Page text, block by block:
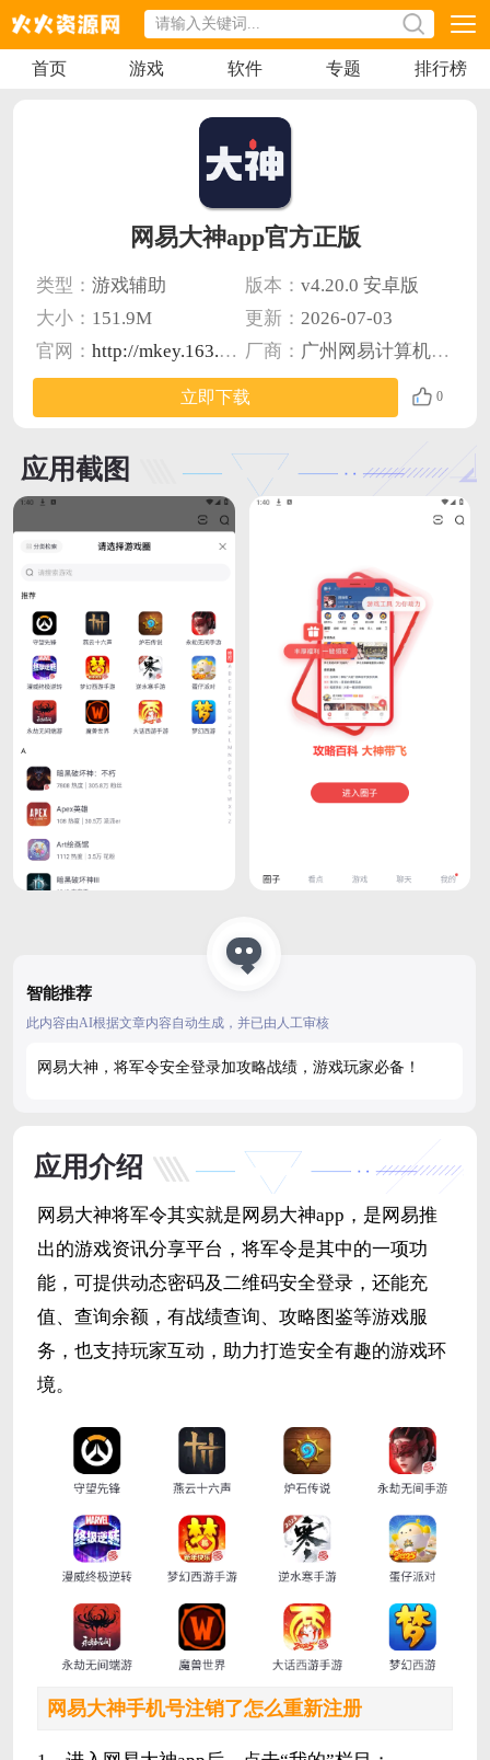
首页 游戏 软件 专题 排行榜
网易大神app官方正版
类型： 游戏辅助 版本： v4.20.0 安卓版
大小： 151.9M 更新： 2026-07-03
官网： http://mkey.163.com/ 厂商： 广州网易计算机系统有限公司
立即下载 0
应用截图
智能推荐
此内容由AI根据文章内容自动生成，并已由人工审核
网易大神，将军令安全登录加攻略战绩，游戏玩家必备！
应用介绍
网易大神将军令其实就是网易大神app，是网易推
出的游戏资讯分享平台，将军令是其中的一项功
能，可提供动态密码及二维码安全登录，还能充
值、查询余额，有战绩查询、攻略图鉴等游戏服
务，也支持玩家互动，助力打造安全有趣的游戏环
境。
网易大神手机号注销了怎么重新注册